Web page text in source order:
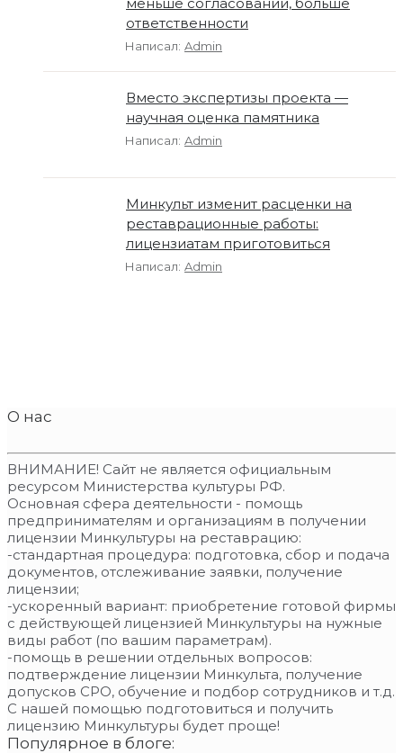
ответственности
Написал: Admin
Вместо экспертизы проекта —
научная оценка памятника
Написал: Admin
Минкульт изменит расценки на
реставрационные работы:
лицензиатам приготовиться
Написал: Admin
О нас
ВНИМАНИЕ! Сайт не является официальным
ресурсом Министерства культуры РФ.
Основная сфера деятельности - помощь
предпринимателям и организациям в получении
лицензии Минкультуры на реставрацию:
-стандартная процедура: подготовка, сбор и подача
документов, отслеживание заявки, получение
лицензии;
-ускоренный вариант: приобретение готовой фирмы
с действующей лицензией Минкультуры на нужные
виды работ (по вашим параметрам).
-помощь в решении отдельных вопросов:
подтверждение лицензии Минкульта, получение
допусков СРО, обучение и подбор сотрудников и т.д.
С нашей помощью подготовиться и получить
лицензию Минкультуры будет проще!
Популярное в блоге: